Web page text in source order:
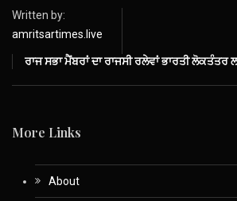
Written by:
amritsartimes.live
ਰਾਜ ਸਭਾ ਮੈਂਬਰਾਂ ਦਾ ਰਾਜਸੀ ਰਲੇਵਾਂ ਭਾਰਤੀ
More Links
About